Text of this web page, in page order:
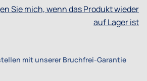
Sie mich, wenn das Produkt wieder
auf Lager ist
mit unserer Bruchfrei-Garantie